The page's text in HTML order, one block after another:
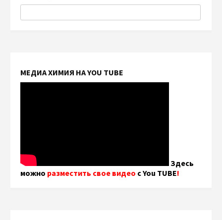
МЕДИА ХИМИЯ НА YOU TUBE
Здесь
можно разместить свое видео с You TUBE!